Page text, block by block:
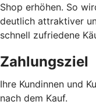
Shop erhöhen. So
deutlich attraktiver
schnell zufriedene
Zahlungsziel
Ihre Kundinnen und
nach dem Kauf.